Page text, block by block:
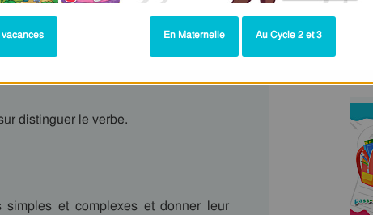
distinguer le verbe.
et complexes et donner leur
En Maternelle Au Cycle 2 et 3